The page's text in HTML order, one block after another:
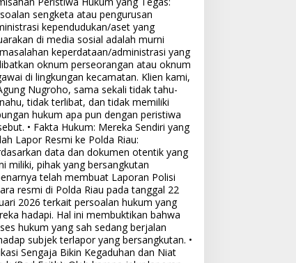
sengketa atau pengurusan
kependudukan/aset yang
di media sosial adalah murni
keperdataan/administrasi yang
oknum perseorangan atau oknum
di lingkungan kecamatan. Klien kami,
Nugroho, sama sekali tidak tahu-
tidak terlibat, dan tidak memiliki
hukum apa pun dengan peristiwa
• Fakta Hukum: Mereka Sendiri yang
Lapor Resmi ke Polda Riau:
data dan dokumen otentik yang
miliki, pihak yang bersangkutan
telah membuat Laporan Polisi
resmi di Polda Riau pada tanggal 22
2026 terkait persoalan hukum yang
hadapi. Hal ini membuktikan bahwa
hukum yang sah sedang berjalan
subjek terlapor yang bersangkutan. •
Sengaja Bikin Kegaduhan dan Niat